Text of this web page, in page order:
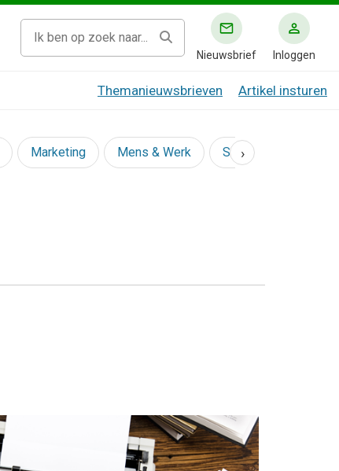
Nieuwsbrief Inloggen
Themanieuwsbrieven Artikel insturen
Marketing Mens & Werk Social
›